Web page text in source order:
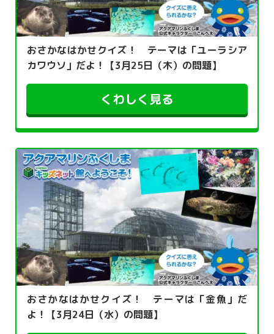
おさかなはかせクイズ！ テーマは「ユーラシア
カワウソ」だよ！【3月25日（木）の問題】
くわしく見る
おさかなはかせクイズ！ テーマは「金魚」だ
よ！【3月24日（水）の問題】